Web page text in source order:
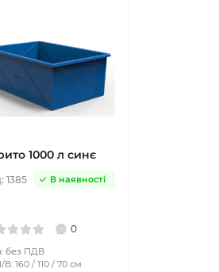
1000 л синє
1385 В наявності
0
без ПДВ
160 / 110 / 70 см